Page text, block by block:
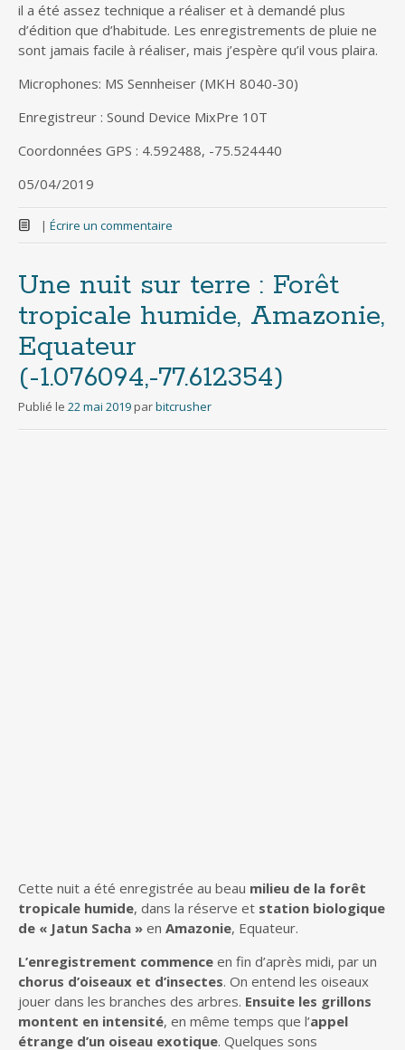
il a été assez technique a réaliser et à demandé plus
d’édition que d’habitude. Les enregistrements de pluie ne
sont jamais facile à réaliser, mais j’espère qu’il vous plaira.
Microphones: MS Sennheiser (MKH 8040-30)
Enregistreur : Sound Device MixPre 10T
Coordonnées GPS : 4.592488, -75.524440
05/04/2019
| Écrire un commentaire
Une nuit sur terre : Forêt
tropicale humide, Amazonie,
Equateur
(-1.076094,-77.612354)
Publié le 22 mai 2019 parbitcrusher
Cette nuit a été enregistrée au beau milieu de la forêt
tropicale humide, dans la réserve et station biologique
de « Jatun Sacha » en Amazonie, Equateur.
L’enregistrement commence en fin d’après midi, par un
chorus d’oiseaux et d’insectes. On entend les oiseaux
jouer dans les branches des arbres. Ensuite les grillons
montent en intensité, en même temps que l’appel
étrange d’un oiseau exotique. Quelques sons